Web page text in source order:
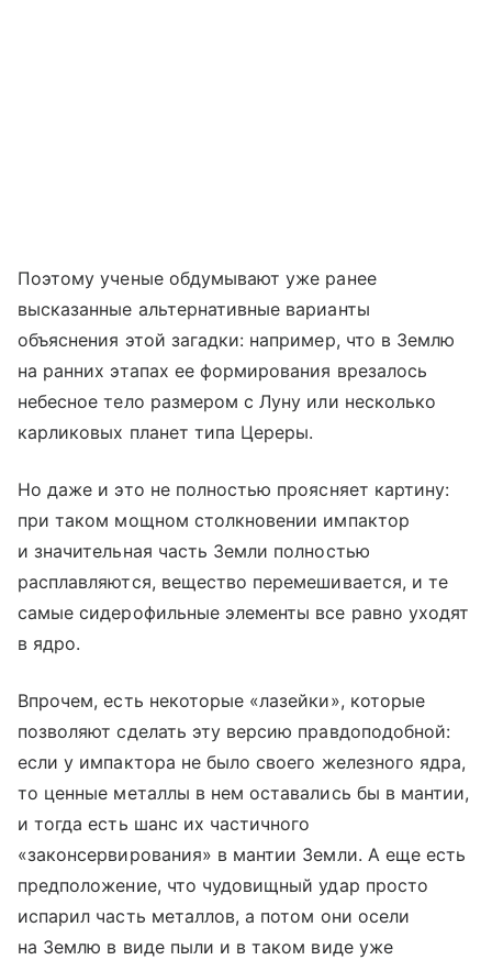
Поэтому ученые обдумывают уже ранее
высказанные альтернативные варианты
объяснения этой загадки: например, что в Землю
на ранних этапах ее формирования врезалось
небесное тело размером с Луну или несколько
карликовых планет типа Цереры.
Но даже и это не полностью проясняет картину:
при таком мощном столкновении импактор
и значительная часть Земли полностью
расплавляются, вещество перемешивается, и те
самые сидерофильные элементы все равно уходят
в ядро.
Впрочем, есть некоторые «лазейки», которые
позволяют сделать эту версию правдоподобной:
если у импактора не было своего железного ядра,
то ценные металлы в нем оставались бы в мантии,
и тогда есть шанс их частичного
«законсервирования» в мантии Земли. А еще есть
предположение, что чудовищный удар просто
испарил часть металлов, а потом они осели
на Землю в виде пыли и в таком виде уже